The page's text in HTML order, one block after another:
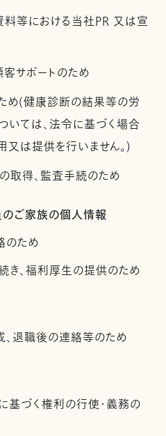
料等における当社PR 又は宣
客サポートのため
め(健康診断の結果等の労
いては、法令に基づく場合
又は提供を行いません。)
取得、監査手続のため
ご家族の個人情報
のため
き、福利厚生の提供のため
、退職後の連絡等のため
基づく権利の行使・義務の